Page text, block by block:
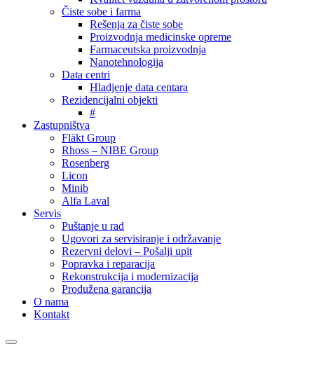
Čiste sobe i farma
Rešenja za čiste sobe
Proizvodnja medicinske opreme
Farmaceutska proizvodnja
Nanotehnologija
Data centri
Hladjenje data centara
Rezidencijalni objekti
#
Zastupništva
Fläkt Group
Rhoss – NIBE Group
Rosenberg
Licon
Minib
Alfa Laval
Servis
Puštanje u rad
Ugovori za servisiranje i održavanje
Rezervni delovi – Pošalji upit
Popravka i reparacija
Rekonstrukcija i modernizacija
Produžena garancija
O nama
Kontakt